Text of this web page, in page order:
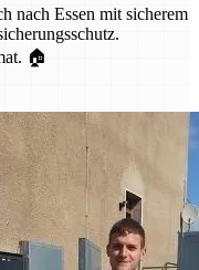
nach Essen mit sicherem
🏠